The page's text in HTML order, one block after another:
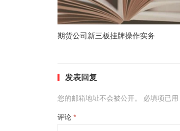
期货公司新三板挂牌操作实务
发表回复
您的邮箱地址不会被公开。 必填项已用
评论 *